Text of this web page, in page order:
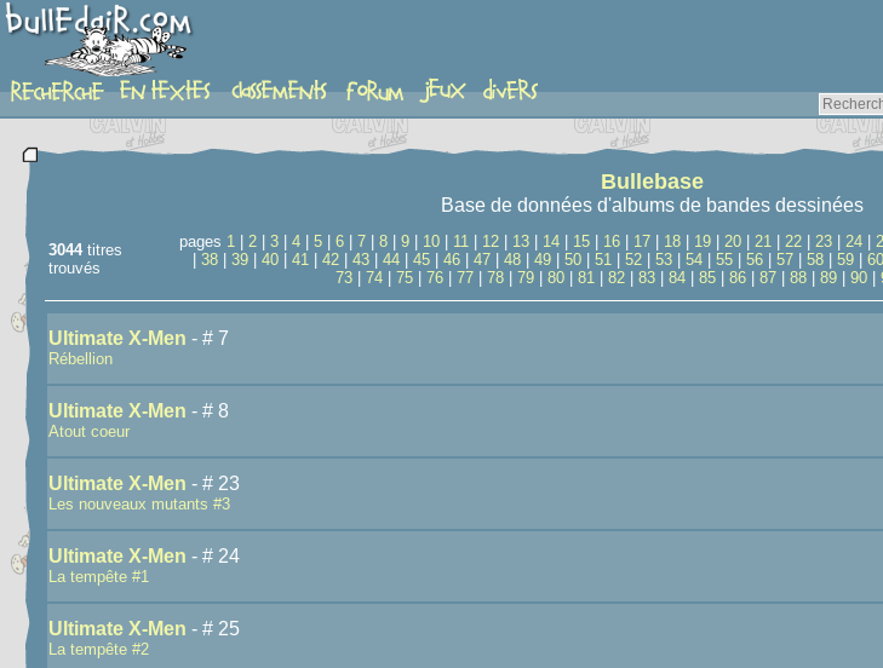
recherche
Bullebase
Base de données d'albums de bandes dessinées
3044titres
trouvés
pages 1 2 3 4 5 6 7 8 9 10 11 12 13 14 15 16 17 18 19 20 21 22 23 24
38 39 40 41 42 43 44 45 46 47 48 49 50 51 52 53 54 55 56 57 58 59 60
73
74 75 76 77 78 79 80 81 82 83 84 85 86 87 88 89 90
Ultimate X-Men - # 7
Rébellion
Ultimate X-Men - # 8
Atout coeur
Ultimate X-Men - # 23
Les nouveaux mutants #3
Ultimate X-Men - # 24
La tempête #1
Ultimate X-Men - # 25
La tempête #2